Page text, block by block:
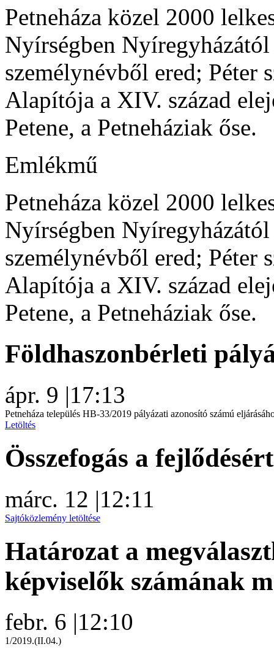
Petneháza közel 2000
Nyírségben
személynévből ered; Péter
Alapítója a XIV. század
Petene, a Petneháziak őse.
Emlékmű
Petneháza közel 2000
Nyírségben
személynévből ered; Péter
Alapítója a XIV. század
Petene, a Petneháziak őse.
Földhaszonbérleti
ápr. 9 |17:13
Petneháza település HB-33/2019 pályázati azonosító számú
Letöltés
Összefogás a
márc. 12 |12:11
Sajtóközlemény letöltése
Határozat a
képviselők számának
febr. 6 |12:10
1/2019.(II.04.)